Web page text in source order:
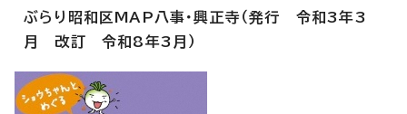
ぶらり昭和区MAP八事・興正寺（発行 令和3年3
月 改訂 令和8年3月）